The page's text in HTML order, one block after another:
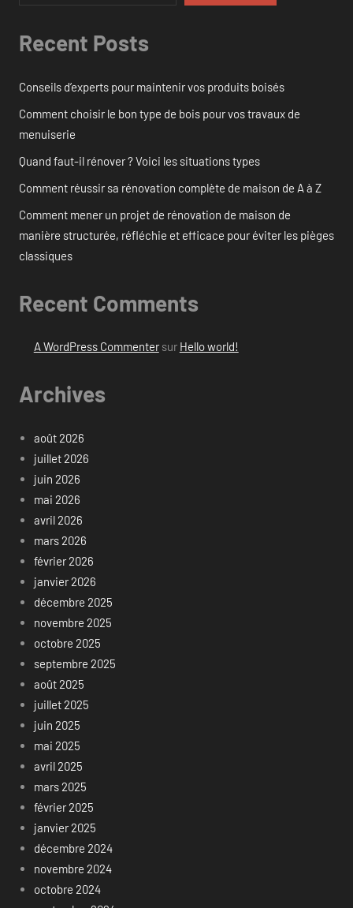
Recent Posts
Conseils d’experts pour maintenir vos produits boisés
Comment choisir le bon type de bois pour vos travaux de
menuiserie
Quand faut-il rénover ? Voici les situations types
Comment réussir sa rénovation complète de maison de A à Z
Comment mener un projet de rénovation de maison de
manière structurée, réfléchie et efficace pour éviter les pièges
classiques
Recent Comments
A WordPress Commentersur Hello world!
Archives
août 2026
juillet 2026
juin 2026
mai 2026
avril 2026
mars 2026
février 2026
janvier 2026
décembre 2025
novembre 2025
octobre 2025
septembre 2025
août 2025
juillet 2025
juin 2025
mai 2025
avril 2025
mars 2025
février 2025
janvier 2025
décembre 2024
novembre 2024
octobre 2024